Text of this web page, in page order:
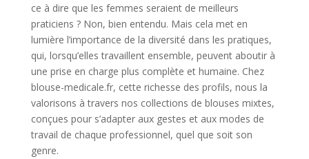
ce à dire que les femmes seraient de meilleurs
praticiens ? Non, bien entendu. Mais cela met en
lumière l’importance de la diversité dans les pratiques,
qui, lorsqu’elles travaillent ensemble, peuvent aboutir à
une prise en charge plus complète et humaine. Chez
blouse-medicale.fr, cette richesse des profils, nous la
valorisons à travers nos collections de blouses mixtes,
conçues pour s’adapter aux gestes et aux modes de
travail de chaque professionnel, quel que soit son
genre.